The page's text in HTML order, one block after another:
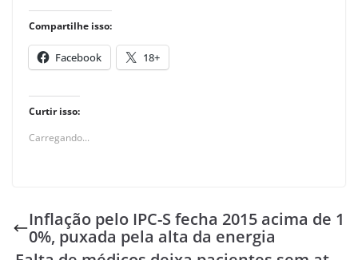
Compartilhe isso:
Facebook 18+
Curtir isso:
Carregando...
Inflação pelo IPC-S fecha 2015 acima de 1
0%, puxada pela alta da energia